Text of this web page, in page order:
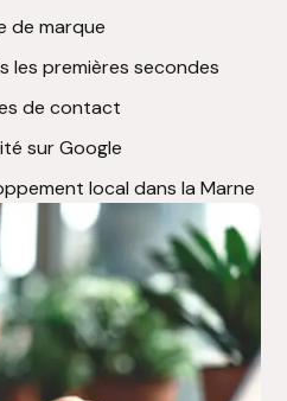
de marque
les premières secondes
de contact
sur Google
local dans la Marne